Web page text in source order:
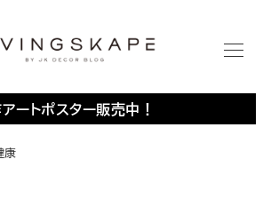
ートポスター販売中！
康